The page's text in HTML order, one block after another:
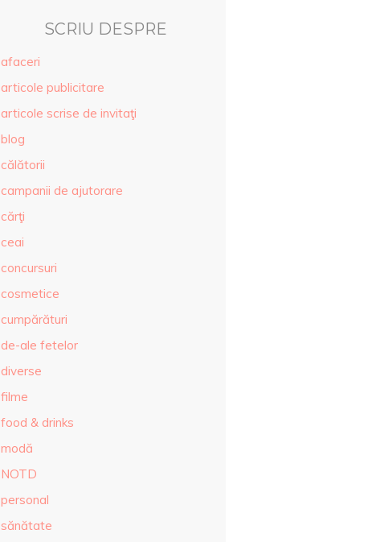
SCRIU DESPRE
afaceri
articole publicitare
articole scrise de invitaţi
blog
călătorii
campanii de ajutorare
cărţi
ceai
concursuri
cosmetice
cumpărături
de-ale fetelor
diverse
filme
food & drinks
modă
NOTD
personal
sănătate